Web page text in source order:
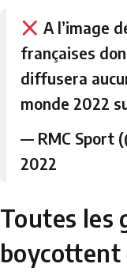
A l’image
françaises
diffusera
monde 2022
— RMC Sport
2022
Toutes les
boycottent